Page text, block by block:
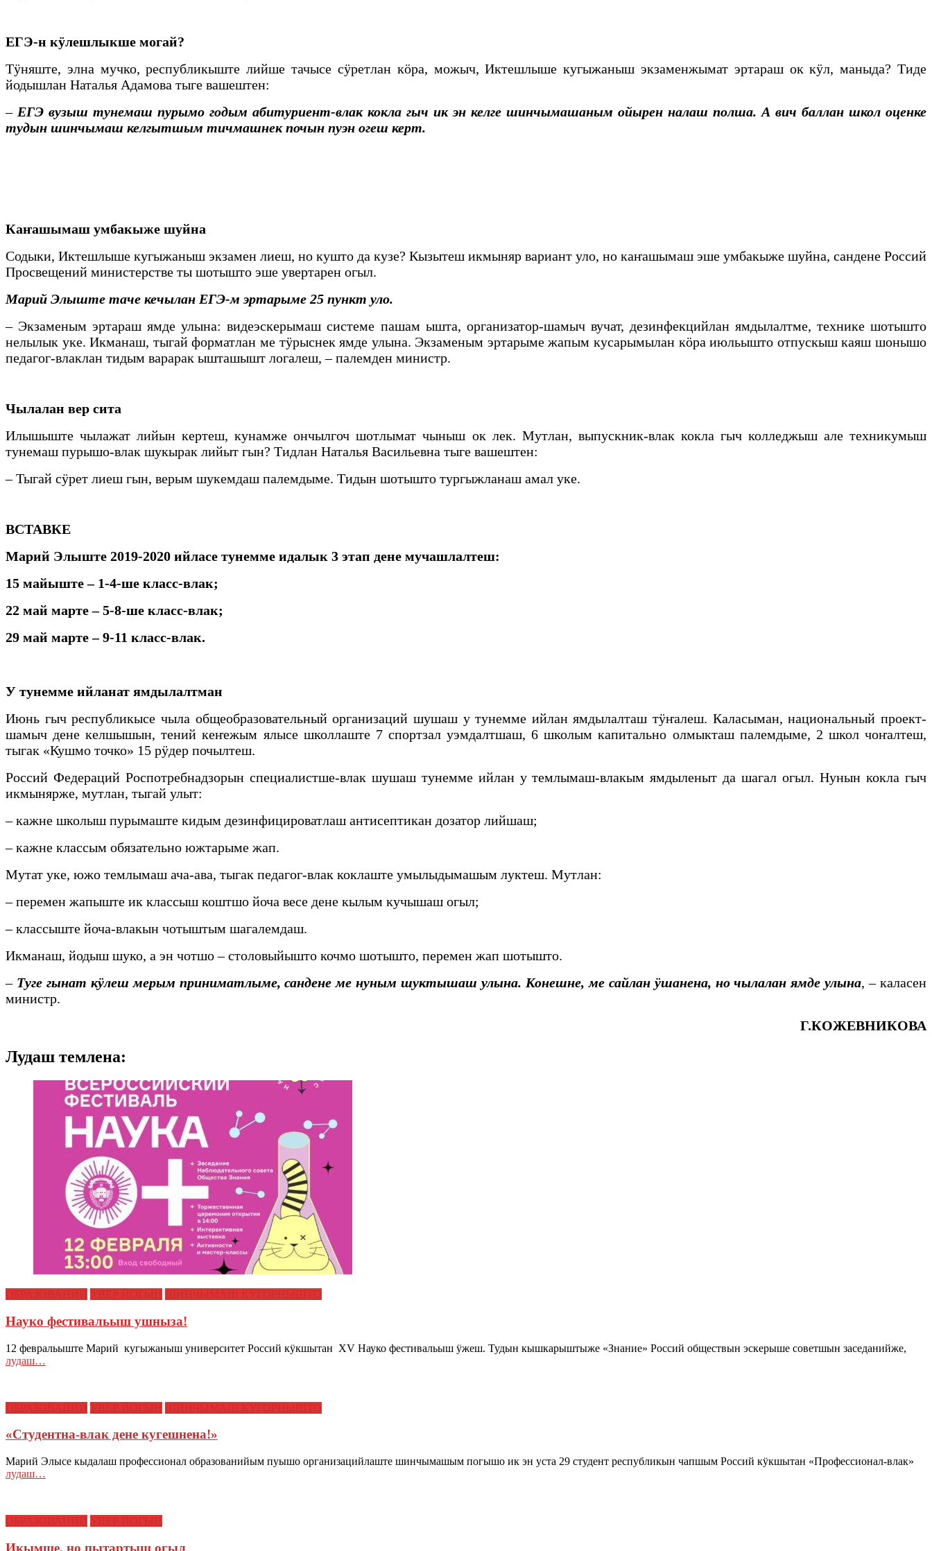
ЕГЭ-н кӱлешлыкше могай?
Тӱняште, элна мучко, республикыште лийше тачысе сӱретлан кӧра, можыч, Иктешлыше кугыжаныш экзаменжымат эртараш ок кӱл, маныда? Тиде
йодышлан Наталья Адамова тыге вашештен:
– ЕГЭ вузыш тунемаш пурымо годым абитуриент-влак кокла гыч ик эн келге шинчымашаным ойырен налаш полша. А вич баллан школ оценке
тудын шинчымаш келгытшым тичмашнек почын пуэн огеш керт.
Каҥашымаш умбакыже шуйна
Содыки, Иктешлыше кугыжаныш экзамен лиеш, но кушто да кузе? Кызытеш икмыняр вариант уло, но каҥашымаш эше умбакыже шуйна, сандене Россий
Просвещений министерстве ты шотышто эше увертарен огыл.
Марий Элыште таче кечылан ЕГЭ-м эртарыме 25 пункт уло.
– Экзаменым эртараш ямде улына: видеэскерымаш системе пашам ышта, организатор-шамыч вучат, дезинфекцийлан ямдылалтме, технике шотышто
нелылык уке. Икманаш, тыгай форматлан ме тӱрыснек ямде улына. Экзаменым эртарыме жапым кусарымылан кӧра июльышто отпускыш каяш шонышо
педагог-влаклан тидым варарак ышташышт логалеш, – палемден министр.
Чылалан вер сита
Илышыште чылажат лийын кертеш, кунамже ончылгоч шотлымат чыныш ок лек. Мутлан, выпускник-влак кокла гыч колледжыш але техникумыш
тунемаш пурышо-влак шукырак лийыт гын? Тидлан Наталья Васильевна тыге вашештен:
– Тыгай сӱрет лиеш гын, верым шукемдаш палемдыме. Тидын шотышто тургыжланаш амал уке.
ВСТАВКЕ
Марий Элыште 2019-2020 ийласе тунемме идалык 3 этап дене мучашлалтеш:
15 майыште – 1-4-ше класс-влак;
22 май марте – 5-8-ше класс-влак;
29 май марте – 9-11 класс-влак.
У тунемме ийланат ямдылалтман
Июнь гыч республикысе чыла общеобразовательный организаций шушаш у тунемме ийлан ямдылалташ тӱҥалеш. Каласыман, национальный проект-
шамыч дене келшышын, тений кеҥежым ялысе школлаште 7 спортзал уэмдалтшаш, 6 школым капитально олмыкташ палемдыме, 2 школ чоҥалтеш,
тыгак «Кушмо точко» 15 рӱдер почылтеш.
Россий Федераций Роспотребнадзорын специалистше-влак шушаш тунемме ийлан у темлымаш-влакым ямдыленыт да шагал огыл. Нунын кокла гыч
икмынярже, мутлан, тыгай улыт:
– кажне школыш пурымаште кидым дезинфицироватлаш антисептикан дозатор лийшаш;
– кажне классым обязательно южтарыме жап.
Мутат уке, южо темлымаш ача-ава, тыгак педагог-влак коклаште умылыдымашым луктеш. Мутлан:
– перемен жапыште ик классыш коштшо йоча весе дене кылым кучышаш огыл;
– классыште йоча-влакын чотыштым шагалемдаш.
Икманаш, йодыш шуко, а эн чотшо – столовыйышто кочмо шотышто, перемен жап шотышто.
– Туге гынат кӱлеш мерым приниматлыме, сандене ме нуным шуктышаш улына. Конешне, ме сайлан ӱшанена, но чылалан ямде улына, – каласен
министр.
Г.КОЖЕВНИКОВА
Лудаш темлена:
Науко фестивальыш ушныза!
12 февральыште Марий кугыжаныш университет Россий кӱкшытан XV Науко фестивальыш ӱжеш. Тудын кышкарыштыже «Знание» Россий обществын эскерыше советшын заседанийже,
лудаш…
«Студентна-влак дене кугешнена!»
Марий Элысе кыдалаш профессионал образованийым пуышо организацийлаште шинчымашым погышо ик эн уста 29 студент республикын чапшым Россий кӱкшытан «Профессионал-влак»
лудаш…
Икымше, но пытартыш огыл